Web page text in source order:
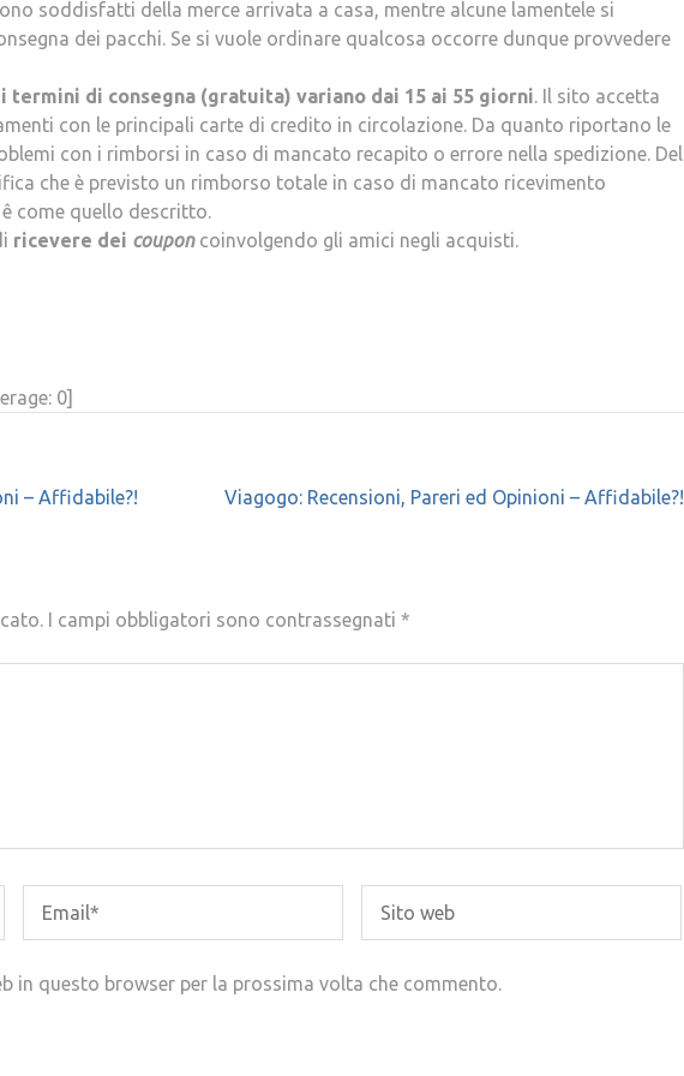
soddisfatti della merce arrivata a casa, mentre alcune lamentele si
dei pacchi. Se si vuole ordinare qualcosa occorre dunque provvedere
i termini di consegna (gratuita) variano dai 15 ai 55 giorni. Il sito accetta
con le principali carte di credito in circolazione. Da quanto riportano le
con i rimborsi in caso di mancato recapito o errore nella spedizione. Del
che è previsto un rimborso totale in caso di mancato ricevimento
come quello descritto.
ricevere dei couponcoinvolgendo gli amici negli acquisti.
0]
– Affidabile?! Viagogo: Recensioni, Pareri ed Opinioni – Affidabile?!
I campi obbligatori sono contrassegnati *
in questo browser per la prossima volta che commento.